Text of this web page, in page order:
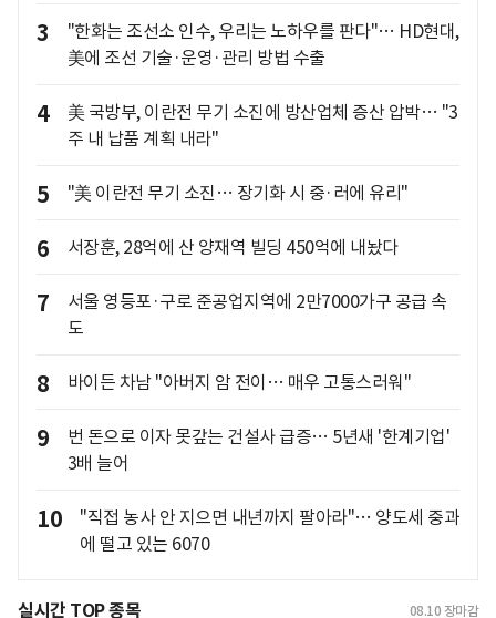
3
"한화는 조선소 인수, 우리는 노하우를 판다"… HD현대,
美에 조선 기술·운영·관리 방법 수출
4
美 국방부, 이란전 무기 소진에 방산업체 증산 압박… "3
주 내 납품 계획 내라"
5 "美 이란전 무기 소진… 장기화 시 중·러에 유리"
6 서장훈, 28억에 산 양재역 빌딩 450억에 내놨다
7
서울 영등포·구로 준공업지역에 2만7000가구 공급 속
도
8 바이든 차남 "아버지 암 전이… 매우 고통스러워"
9
번 돈으로 이자 못갚는 건설사 급증… 5년새 '한계기업'
3배 늘어
10
"직접 농사 안 지으면 내년까지 팔아라"… 양도세 중과
에 떨고 있는 6070
실시간 TOP 종목 08.10 장마감